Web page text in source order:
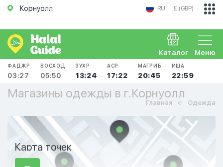
Корнуолл RU £ (GBP)
Меню
Каталог
ФАДЖР
03:27
ВОСХОД
05:50
ЗУХР
13:24
АСР
17:22
МАГРИБ
20:45
ИША
22:59
Магазины одежды в г.Корнуолл
Главная Одежда
Карта точек